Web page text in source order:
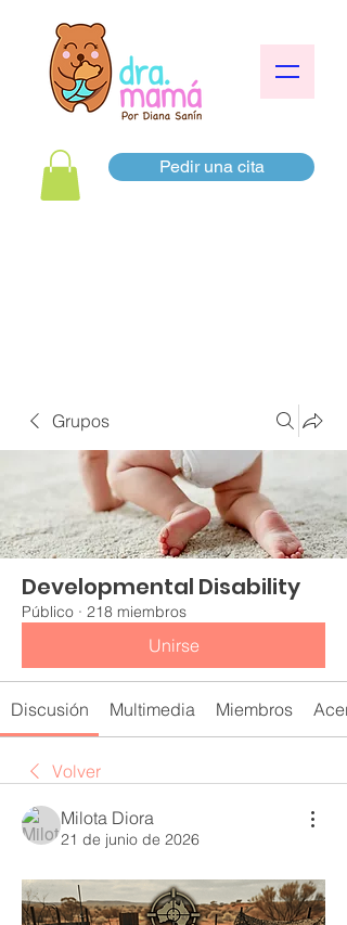
Pedir una cita
Grupos
Developmental Disability
Público · 218 miembros
Unirse
Discusión Multimedia Miembros
Volver
Milota Diora
21 de junio de 2026